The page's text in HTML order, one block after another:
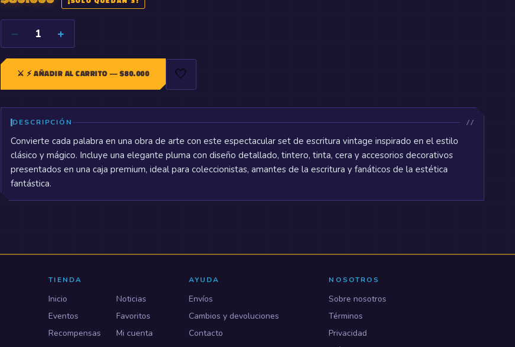
− 1 +
⚔️⚡ AÑADIR AL CARRITO — $80.000 🤍
DESCRIPCIÓN
Convierte cada palabra en una obra de arte con este espectacular set de escritura vintage inspirado en el estilo
clásico y mágico. Incluye una elegante pluma con diseño detallado, tintero, tinta, cera y accesorios decorativos
presentados en una caja premium, ideal para coleccionistas, amantes de la escritura y fanáticos de la estética
fantástica.
TIENDA
Inicio
Noticias
Eventos
Favoritos
Recompensas
Mi cuenta
AYUDA
Envíos
Cambios y devoluciones
Contacto
NOSOTROS
Sobre nosotros
Términos
Privacidad